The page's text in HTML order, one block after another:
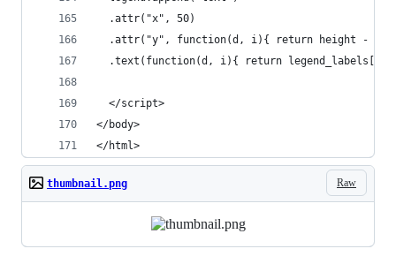
  .attr("x", 50)
.attr("y", function(d, i){ return height -
.text(function(d, i){ return legend_labels[i];
  </script>
</body>
</html>
Raw
thumbnail.png